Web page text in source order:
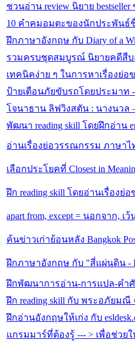
ชวนอ่าน review นิยาย
10 คำคมอมตะของนักประพันธ์ชื่
ฝึกภาษาอังกฤษ กับ Diary of a
รวมครบชุดสมบูรณ์ นิยายคดีสืบ
เทคนิคง่าย ๆ ในการหาเรื่องย่อ
ป้ายเตือนภัยขับรถโดยประมา
โจนาธาน ลิฟวิงสตัน : นางนวล
พัฒนา reading skill โดยฝึกอ่าน
อ่านเรื่องย่อวรรณกรรม ภาษา
เลือกประโยคที่ Closest in
ฝึก reading skill โดยอ่านเรื่อง
apart from, except = นอกจาก,
ค้นข่าวเก่าย้อนหลัง Bangkok
ฝึกภาษาอังกฤษ กับ "สี่แผ่นดิน -
ฝึกพัฒนาการอ่าน-การแปล-คำศั
ฝึก reading skill กับ พระอภัยม
ฝึกอ่านอังกฤษให้เก่ง กับ
แกรมมาร์ที่ต้องรู้ --- > เพื่อช่วย